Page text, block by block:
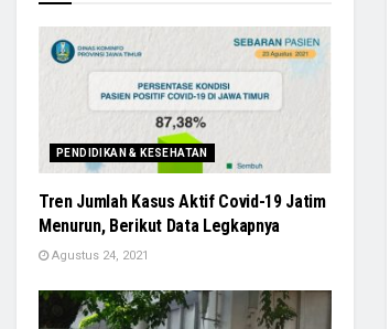
PENDIDIKAN & KESEHATAN
Tren Jumlah Kasus Aktif Covid-19 Jatim
Menurun, Berikut Data Legkapnya
Agustus 24, 2021